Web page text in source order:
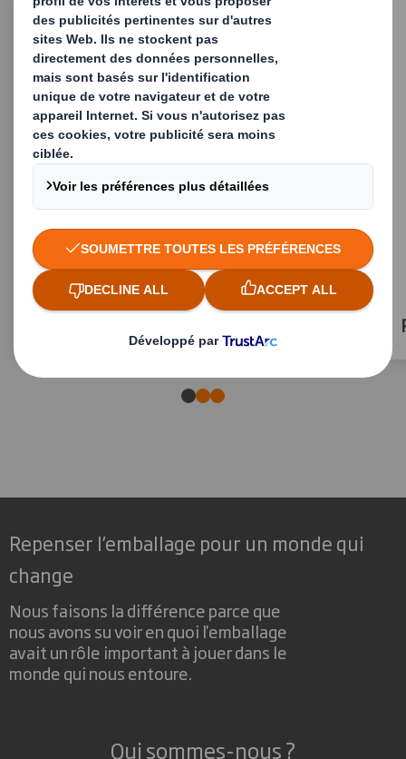
Repenser l’emballage pour un monde qui
change
Nous faisons la différence parce que
nous avons su voir en quoi l'emballage
avait un rôle important à jouer dans le
monde qui nous entoure.
Qui sommes-nous ?